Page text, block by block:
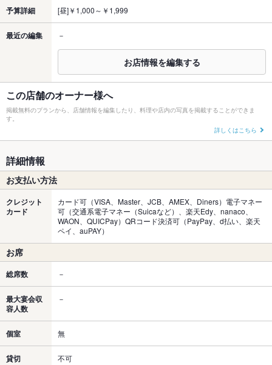
予算詳細 [昼]￥1,000～￥1,999
最近の編集 －
お店情報を編集する
この店舗のオーナー様へ
掲載無料のプランから、店舗情報を編集したり、料理や店内の写真を掲載することができま
す。
詳しくはこちら
詳細情報
お支払い方法
クレジット
カード
カード可（VISA、Master、JCB、AMEX、Diners）電子マネー
可（交通系電子マネー（Suicaなど）、楽天Edy、nanaco、
WAON、QUICPay）QRコード決済可（PayPay、d払い、楽天
ペイ、auPAY）
お席
総席数 －
最大宴会収
容人数
－
個室 無
貸切 不可